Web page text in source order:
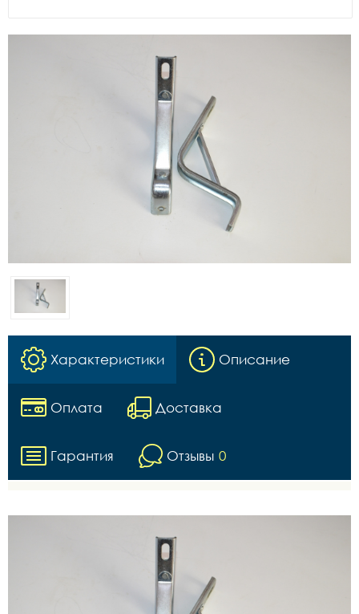
Характеристики Описание
Оплата Доставка
Гарантия Отзывы 0